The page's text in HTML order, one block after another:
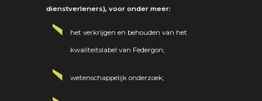
dienstverleners), voor onder meer:
het verkrijgen en behouden van het
kwaliteitslabel van Federgon;
wetenschappelijk onderzoek;